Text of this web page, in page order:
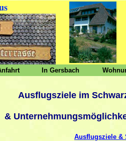
In Gersbach
Ausflugsziele im
&
Ausflugsziele &